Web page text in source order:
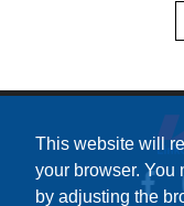
This website will
your browser. You
by adjusting the